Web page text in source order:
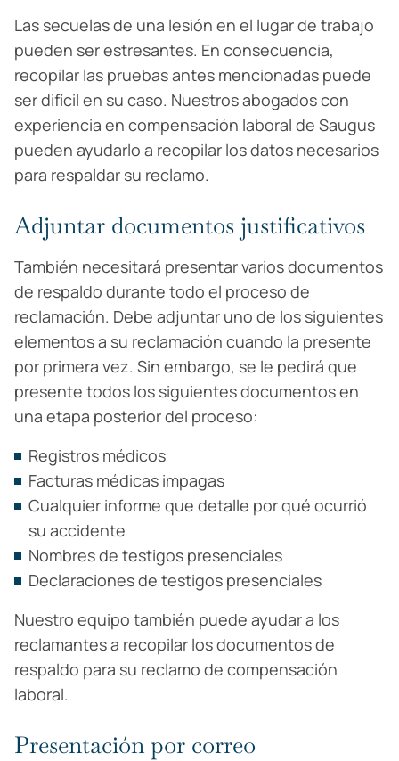
Las secuelas de una lesión en el lugar de trabajo
pueden ser estresantes. En consecuencia,
recopilar las pruebas antes mencionadas puede
ser difícil en su caso. Nuestros abogados con
experiencia en compensación laboral de Saugus
pueden ayudarlo a recopilar los datos necesarios
para respaldar su reclamo.
Adjuntar documentos justificativos
También necesitará presentar varios documentos
de respaldo durante todo el proceso de
reclamación. Debe adjuntar uno de los siguientes
elementos a su reclamación cuando la presente
por primera vez. Sin embargo, se le pedirá que
presente todos los siguientes documentos en
una etapa posterior del proceso:
Registros médicos
Facturas médicas impagas
Cualquier informe que detalle por qué ocurrió
su accidente
Nombres de testigos presenciales
Declaraciones de testigos presenciales
Nuestro equipo también puede ayudar a los
reclamantes a recopilar los documentos de
respaldo para su reclamo de compensación
laboral.
Presentación por correo